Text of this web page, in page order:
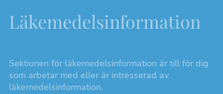
Läkemedelsinformation
Sektionen för läkemedelsinformation är till för dig
som arbetar med eller är intresserad av
läkemedelsinformation.